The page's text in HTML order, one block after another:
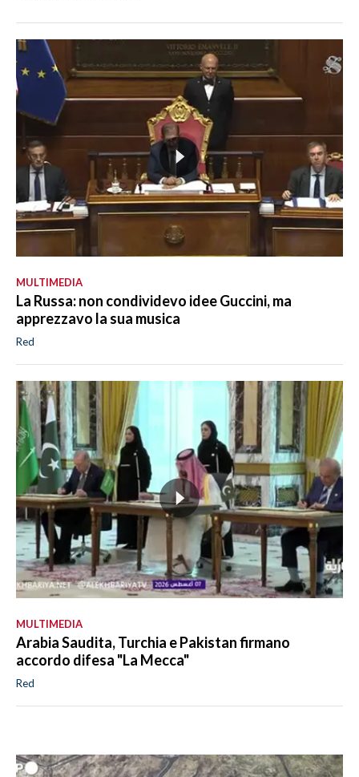
MULTIMEDIA
La Russa: non condividevo idee Guccini, ma
apprezzavo la sua musica
Red
MULTIMEDIA
Arabia Saudita, Turchia e Pakistan firmano
accordo difesa "La Mecca"
Red